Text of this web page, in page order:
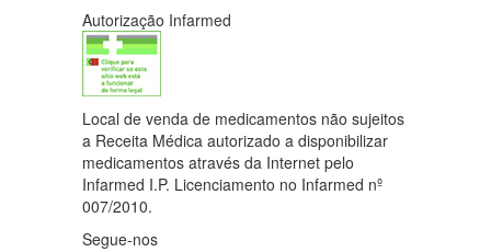
Autorização Infarmed
Local de venda de medicamentos não sujeitos
a Receita Médica autorizado a disponibilizar
medicamentos através da Internet pelo
Infarmed I.P. Licenciamento no Infarmed nº
007/2010.
Segue-nos